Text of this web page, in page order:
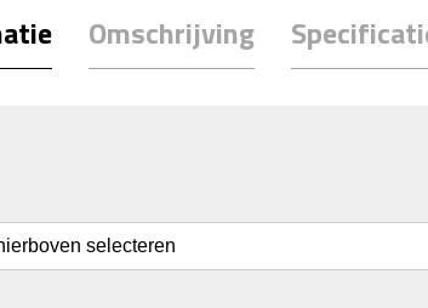
Omschrijving
selecteren